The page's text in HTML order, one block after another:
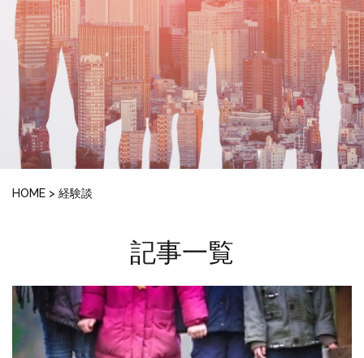
HOME > 経験談
記事一覧